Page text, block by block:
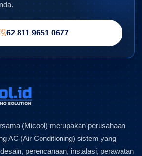
62 811 9651 0677
(Micool) merupakan perusahaan
AC (Air Conditioning) sistem yang
perencanaan, instalasi, perawatan